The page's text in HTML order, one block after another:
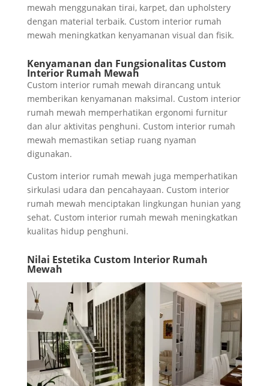
mewah menggunakan tirai, karpet, dan upholstery
dengan material terbaik. Custom interior rumah
mewah meningkatkan kenyamanan visual dan fisik.
Kenyamanan dan Fungsionalitas Custom
Interior Rumah Mewah
Custom interior rumah mewah dirancang untuk
memberikan kenyamanan maksimal. Custom interior
rumah mewah memperhatikan ergonomi furnitur
dan alur aktivitas penghuni. Custom interior rumah
mewah memastikan setiap ruang nyaman
digunakan.
Custom interior rumah mewah juga memperhatikan
sirkulasi udara dan pencahayaan. Custom interior
rumah mewah menciptakan lingkungan hunian yang
sehat. Custom interior rumah mewah meningkatkan
kualitas hidup penghuni.
Nilai Estetika Custom Interior Rumah
Mewah